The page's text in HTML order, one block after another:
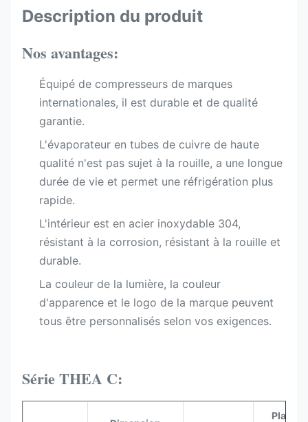
Description du produit
Nos avantages:
Équipé de compresseurs de marques
internationales, il est durable et de qualité
garantie.
L'évaporateur en tubes de cuivre de haute
qualité n'est pas sujet à la rouille, a une longue
durée de vie et permet une réfrigération plus
rapide.
L'intérieur est en acier inoxydable 304,
résistant à la corrosion, résistant à la rouille et
durable.
La couleur de la lumière, la couleur
d'apparence et le logo de la marque peuvent
tous être personnalisés selon vos exigences.
Série THEA C:
Plage